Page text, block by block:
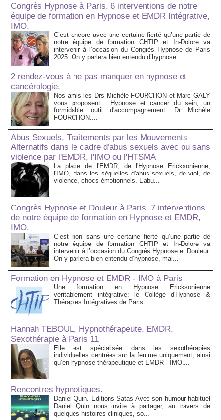
Congrès Hypnose à Paris. 6 interventions de notre
équipe de formation en Hypnose et EMDR Intégrative,
IMO.
C’est encore avec une certaine fierté qu’une partie de
notre équipe de formation CHTIP et In-Dolore va
intervenir à l’occasion du Congrès Hypnose de Paris
2025. On y parlera bien entendu d’hypnose...
2 rendez-vous à ne pas manquer en hypnose et
cancérologie.
Nos amis les Drs Michèle FOURCHON et Marc GALY
vous proposent... Hypnose et cancer du sein, un
formidable outil d'accompagnement. Dr Michèle
FOURCHON....
Abus Sexuels, Traitements par les Mouvements
Alternatifs dans le cadre d’abus sexuels avec ou sans
violence par l'EMDR, l'IMO ou l'HTSMA
La place de l'EMDR, de l'Hypnose Ericksonienne,
l'IMO, dans les séquelles d'abus sexuels, de viol, de
violence, chocs émotionnels. L’abu...
Congrès Hypnose et Douleur à Paris. 7 interventions
de notre équipe de formation en Hypnose et EMDR,
IMO.
C’est non sans une certaine fierté qu’une partie de
notre équipe de formation CHTIP et In-Dolore va
intervenir à l’occasion du Congrès Hypnose et Douleur.
On y parlera bien entendu d’hypnose, mai...
Formation en Hypnose et EMDR - IMO à Paris
Une formation en Hypnose Ericksonienne
véritablement intégrative: le Collège d'Hypnose &
Thérapies Intégratives de Paris...
Hannah TEBOUL, Hypnothérapeute, EMDR,
Sexothérapie à Paris 11
Elle est spécialisée dans les sexothérapies
individuelles centrées sur la femme uniquement, ainsi
qu’en hypnose thérapeutique et EMDR - IMO....
Rencontres hypnotiques.
Daniel Quin. Editions Satas Avec son humour habituel
Daniel Quin nous invite à partager, au travers de
quelques histoires cliniques, so...